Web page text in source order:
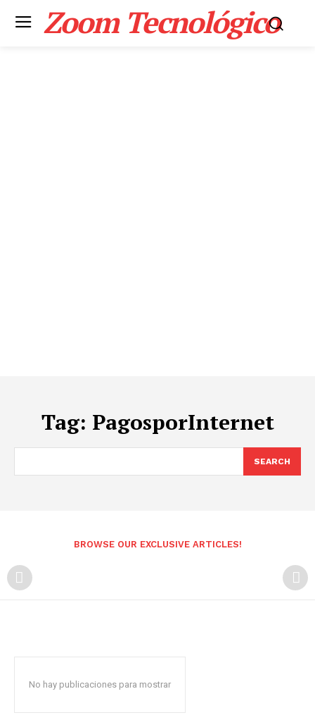
Zoom Tecnológico
Tag: PagosporInternet
SEARCH
BROWSE OUR EXCLUSIVE ARTICLES!
No hay publicaciones para mostrar